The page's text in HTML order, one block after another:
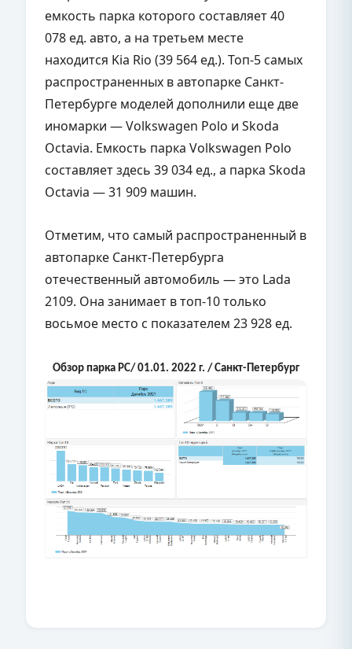
емкость парка которого составляет 40
078 ед. авто, а на третьем месте
находится Kia Rio (39 564 ед.). Топ-5 самых
распространенных в автопарке Санкт-
Петербурге моделей дополнили еще две
иномарки — Volkswagen Polo и Skoda
Octavia. Емкость парка Volkswagen Polo
составляет здесь 39 034 ед., а парка Skoda
Octavia — 31 909 машин.
Отметим, что самый распространенный в
автопарке Санкт-Петербурга
отечественный автомобиль — это Lada
2109. Она занимает в топ-10 только
восьмое место с показателем 23 928 ед.
Обзор парка PC/ 01.01. 2022 г. / Санкт-Петербург